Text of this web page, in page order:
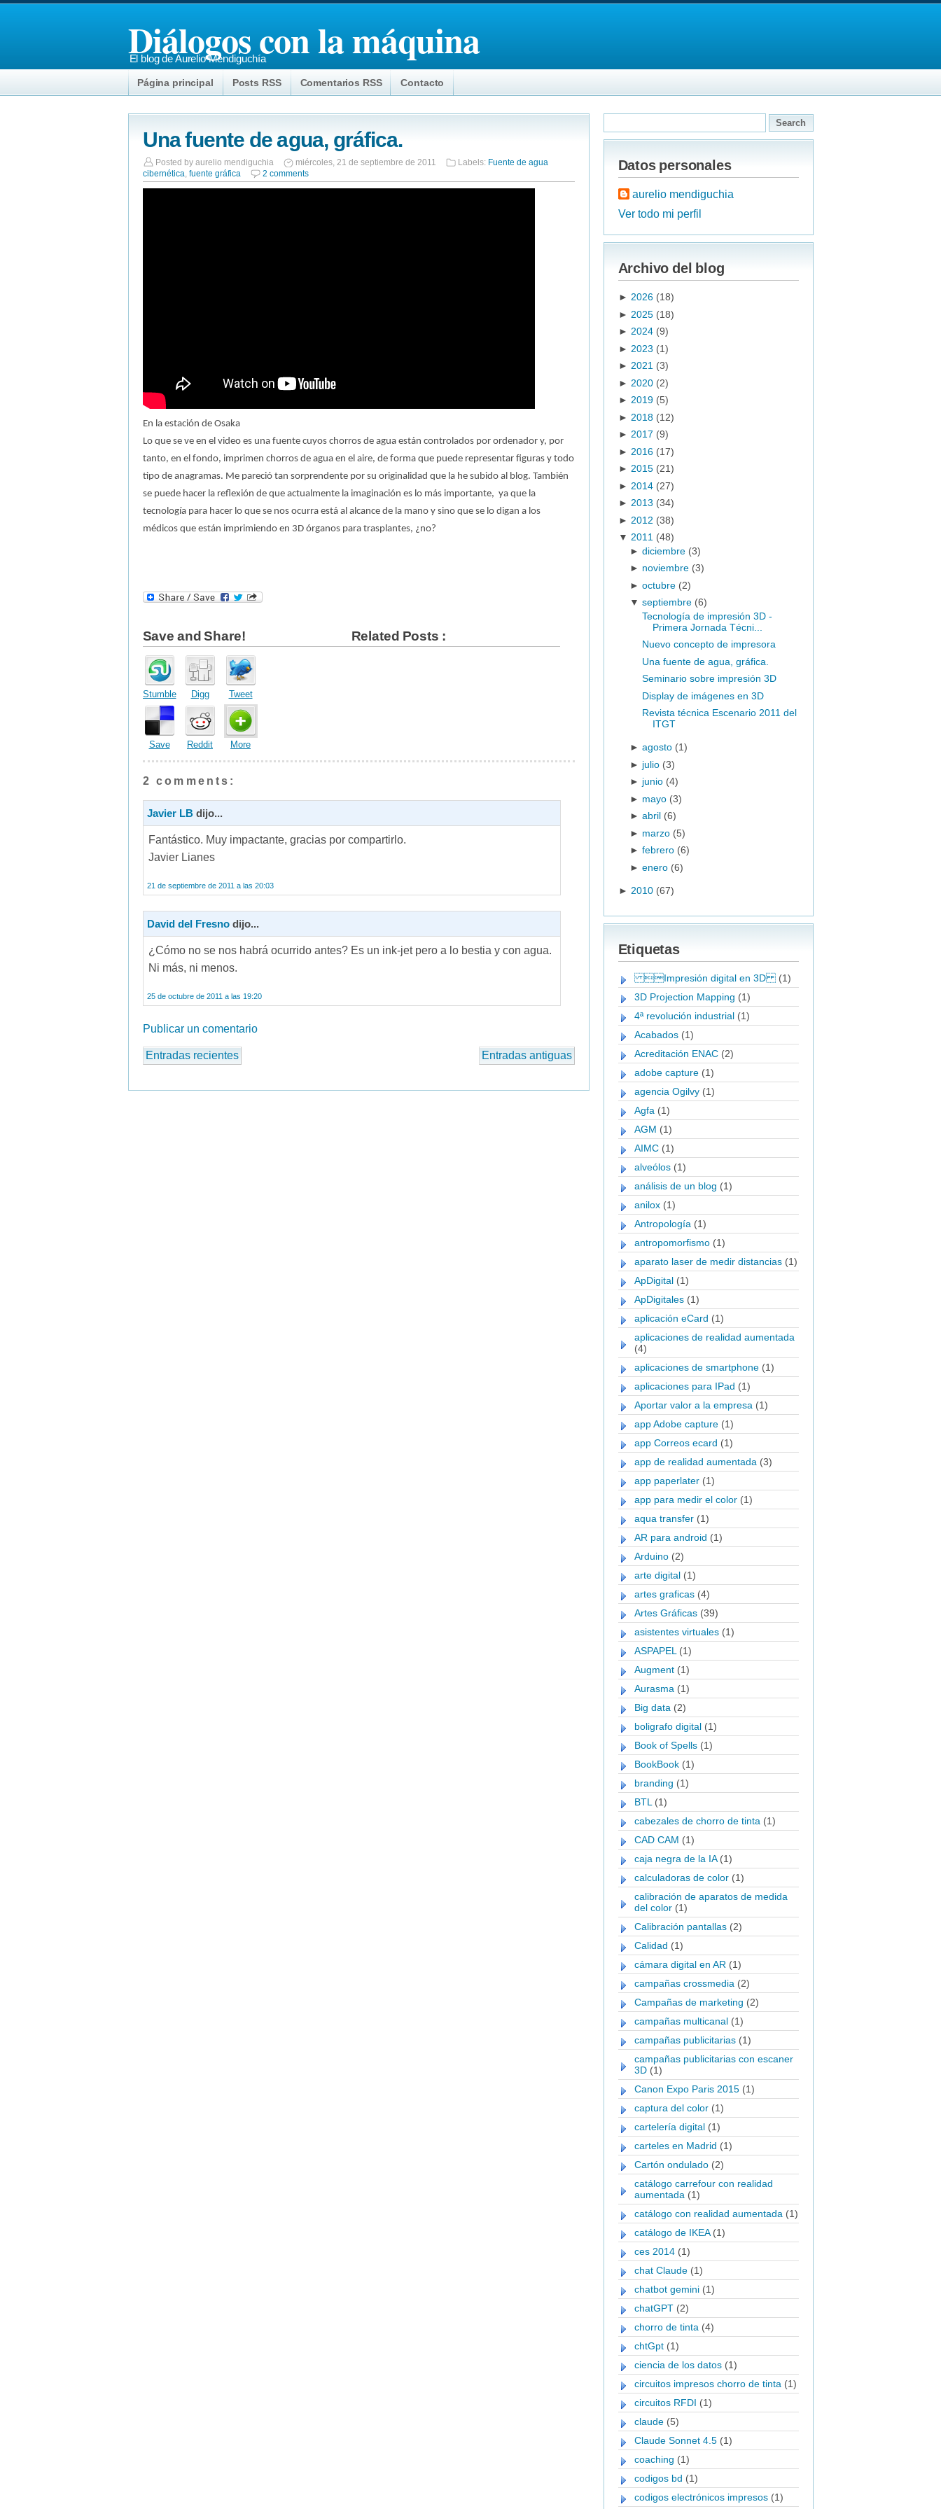
Diálogos con la máquina
El blog de Aurelio Mendiguchía
Página principal Posts RSS Comentarios RSS Contacto
Una fuente de agua, gráfica.
Posted by aurelio mendiguchia miércoles, 21 de septiembre de 2011 Labels: Fuente de agua
cibernética, fuente gráfica 2 comments
En la estación de Osaka
Lo que se ve en el video es una fuente cuyos chorros de agua están controlados por ordenador y, por
tanto, en el fondo, imprimen chorros de agua en el aire, de forma que puede representar figuras y todo
tipo de anagramas. Me pareció tan sorprendente por su originalidad que la he subido al blog. También
se puede hacer la reflexión de que actualmente la imaginación es lo más importante, ya que la
tecnología para hacer lo que se nos ocurra está al alcance de la mano y sino que se lo digan a los
médicos que están imprimiendo en 3D órganos para trasplantes, ¿no?
Save and Share!
Stumble Digg Tweet
Save Reddit More
Related Posts :
2 comments:
Javier LBdijo...
Fantástico. Muy impactante, gracias por compartirlo.
Javier Lianes
21 de septiembre de 2011 a las 20:03
David del Fresnodijo...
¿Cómo no se nos habrá ocurrido antes? Es un ink-jet pero a lo bestia y con agua.
Ni más, ni menos.
25 de octubre de 2011 a las 19:20
Publicar un comentario
Entradas recientes Entradas antiguas
Datos personales
aurelio mendiguchia
Ver todo mi perfil
Archivo del blog
► 2026 (18)
► 2025 (18)
► 2024 (9)
► 2023 (1)
► 2021 (3)
► 2020 (2)
► 2019 (5)
► 2018 (12)
► 2017 (9)
► 2016 (17)
► 2015 (21)
► 2014 (27)
► 2013 (34)
► 2012 (38)
▼ 2011 (48)
►diciembre (3)
► noviembre (3)
►octubre (2)
▼septiembre (6)
Tecnología de impresión 3D -
Primera Jornada Técni...
Nuevo concepto de impresora
Una fuente de agua, gráfica.
Seminario sobre impresión 3D
Display de imágenes en 3D
Revista técnica Escenario 2011 del
ITGT
►agosto (1)
► julio (3)
► junio (4)
► mayo (3)
►abril (6)
► marzo (5)
►febrero (6)
►enero (6)
► 2010 (67)
Etiquetas
Impresión digital en 3D (1)
3D Projection Mapping (1)
4ª revolución industrial (1)
Acabados (1)
Acreditación ENAC (2)
adobe capture (1)
agencia Ogilvy (1)
Agfa (1)
AGM (1)
AIMC (1)
alveólos (1)
análisis de un blog (1)
anilox (1)
Antropología (1)
antropomorfismo (1)
aparato laser de medir distancias (1)
ApDigital (1)
ApDigitales (1)
aplicación eCard (1)
aplicaciones de realidad aumentada
(4)
aplicaciones de smartphone (1)
aplicaciones para IPad (1)
Aportar valor a la empresa (1)
app Adobe capture (1)
app Correos ecard (1)
app de realidad aumentada (3)
app paperlater (1)
app para medir el color (1)
aqua transfer (1)
AR para android (1)
Arduino (2)
arte digital (1)
artes graficas (4)
Artes Gráficas (39)
asistentes virtuales (1)
ASPAPEL (1)
Augment (1)
Aurasma (1)
Big data (2)
boligrafo digital (1)
Book of Spells (1)
BookBook (1)
branding (1)
BTL (1)
cabezales de chorro de tinta (1)
CAD CAM (1)
caja negra de la IA (1)
calculadoras de color (1)
calibración de aparatos de medida
del color (1)
Calibración pantallas (2)
Calidad (1)
cámara digital en AR (1)
campañas crossmedia (2)
Campañas de marketing (2)
campañas multicanal (1)
campañas publicitarias (1)
campañas publicitarias con escaner
3D (1)
Canon Expo Paris 2015 (1)
captura del color (1)
cartelería digital (1)
carteles en Madrid (1)
Cartón ondulado (2)
catálogo carrefour con realidad
aumentada (1)
catálogo con realidad aumentada (1)
catálogo de IKEA (1)
ces 2014 (1)
chat Claude (1)
chatbot gemini (1)
chatGPT (2)
chorro de tinta (4)
chtGpt (1)
ciencia de los datos (1)
circuitos impresos chorro de tinta (1)
circuitos RFDI (1)
claude (5)
Claude Sonnet 4.5 (1)
coaching (1)
codigos bd (1)
codigos electrónicos impresos (1)